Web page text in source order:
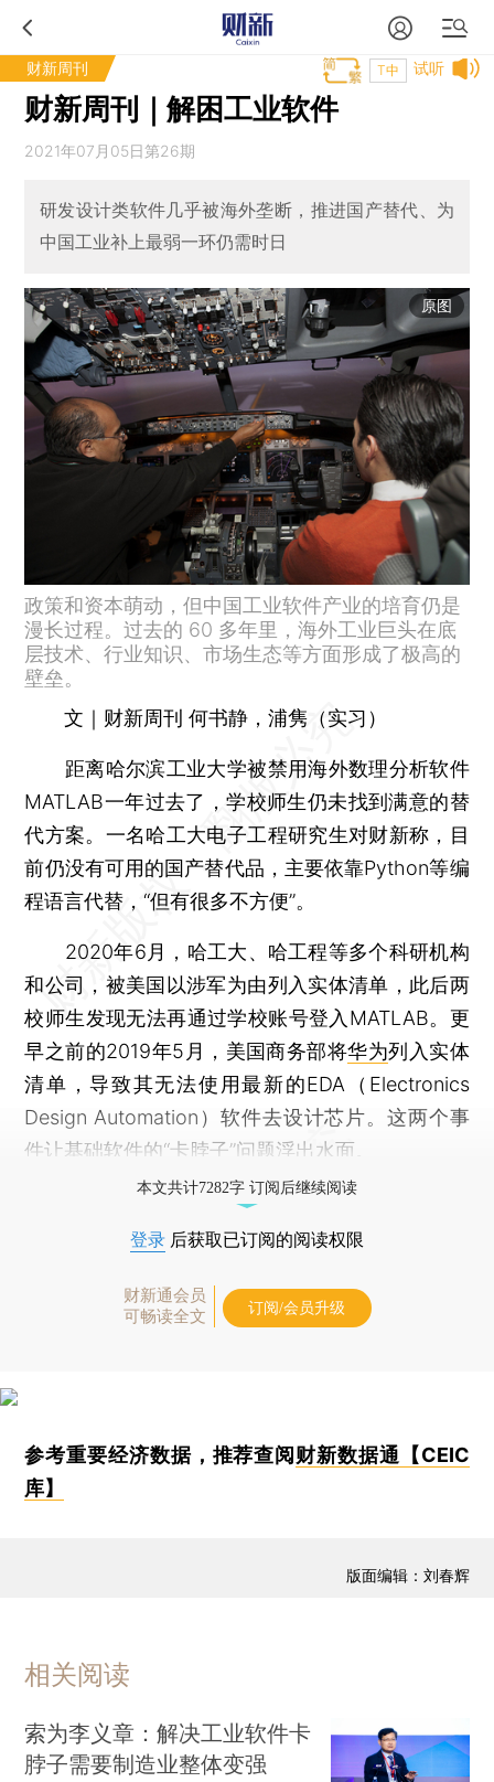
财新周刊 试听
T中
财新周刊｜解困工业软件
2021年07月05日第26期
研发设计类软件几乎被海外垄断，推进国产替代、为
中国工业补上最弱一环仍需时日
原图
政策和资本萌动，但中国工业软件产业的培育仍是
漫长过程。过去的 60 多年里，海外工业巨头在底
层技术、行业知识、市场生态等方面形成了极高的
壁垒。
文｜财新周刊 何书静，浦隽（实习）
距离哈尔滨工业大学被禁用海外数理分析软件
MATLAB一年过去了，学校师生仍未找到满意的替
代方案。一名哈工大电子工程研究生对财新称，目
前仍没有可用的国产替代品，主要依靠Python等编
程语言代替，“但有很多不方便”。
2020年6月，哈工大、哈工程等多个科研机构
和公司，被美国以涉军为由列入实体清单，此后两
校师生发现无法再通过学校账号登入MATLAB。更
早之前的2019年5月，美国商务部将华为列入实体
清单，导致其无法使用最新的EDA（Electronics
Design Automation）软件去设计芯片。这两个事
件让基础软件的“卡脖子”问题浮出水面。
本文共计7282字 订阅后继续阅读
登录 后获取已订阅的阅读权限
财新通会员
可畅读全文
订阅/会员升级
参考重要经济数据，推荐查阅财新数据通【CEIC
库】
版面编辑：刘春辉
相关阅读
索为李义章：解决工业软件卡
脖子需要制造业整体变强